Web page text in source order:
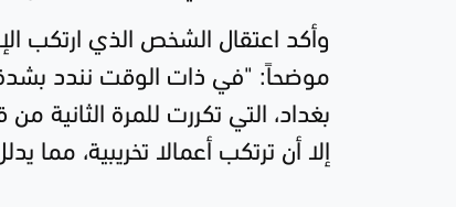
وأكد اعتقال الشخص الذي ارتكب
موضحاً: "في ذات الوقت نندد
بغداد، التي تكررت للمرة
إلا أن ترتكب أعمالا تخريبية، مما